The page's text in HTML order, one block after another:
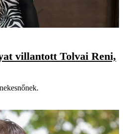
villantott Tolvai Reni,